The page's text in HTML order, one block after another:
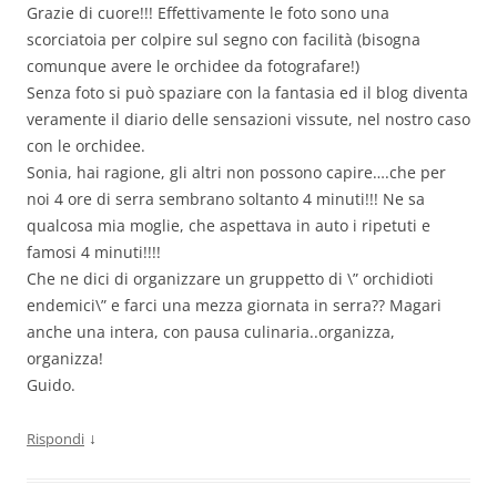
Grazie di cuore!!! Effettivamente le foto sono una
scorciatoia per colpire sul segno con facilità (bisogna
comunque avere le orchidee da fotografare!)
Senza foto si può spaziare con la fantasia ed il blog diventa
veramente il diario delle sensazioni vissute, nel nostro caso
con le orchidee.
Sonia, hai ragione, gli altri non possono capire….che per
noi 4 ore di serra sembrano soltanto 4 minuti!!! Ne sa
qualcosa mia moglie, che aspettava in auto i ripetuti e
famosi 4 minuti!!!!
Che ne dici di organizzare un gruppetto di \” orchidioti
endemici\” e farci una mezza giornata in serra?? Magari
anche una intera, con pausa culinaria..organizza,
organizza!
Guido.
Rispondi ↓